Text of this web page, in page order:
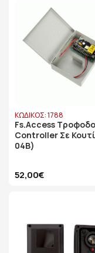
ΚΩΔΙΚΟΣ: 1788
Fs.Access
Controller Σε
04B)
52,00€